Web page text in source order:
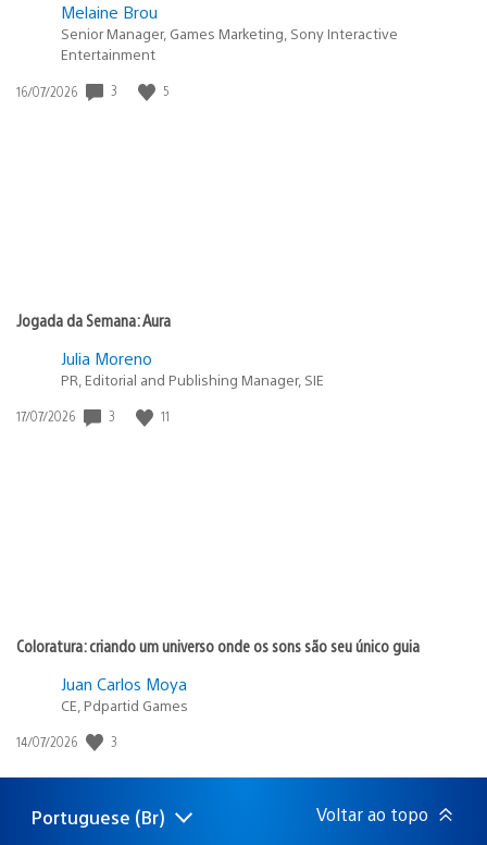
Melaine Brou
Senior Manager, Games Marketing, Sony Interactive
Entertainment
Data
16/07/2026 3 5
Jogada da Semana: Aura
Julia Moreno
PR, Editorial and Publishing Manager, SIE
Data
17/07/2026 3 11
Coloratura: criando um universo onde os sons são seu único guia
Juan Carlos Moya
CE, Pdpartid Games
Data
publicação:
14/07/2026 3
Selecione
Região
Portuguese (Br) Voltar ao topo